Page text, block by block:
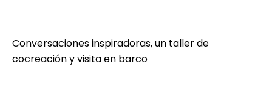
Conversaciones inspiradoras, un taller de
cocreación y visita en barco